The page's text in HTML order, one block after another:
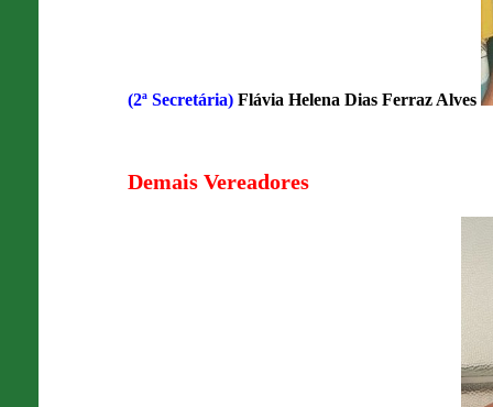
(2ª Secretária) Flávia Helena Dias Ferraz Alves
Demais Vereadores